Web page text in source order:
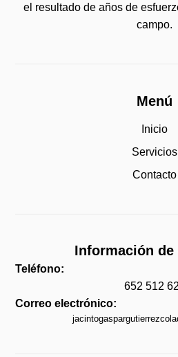
el resultado de años de
campo.
Menú
Inicio
Servicios
Contacto
Información
Teléfono:
652 512
Correo electrónico: